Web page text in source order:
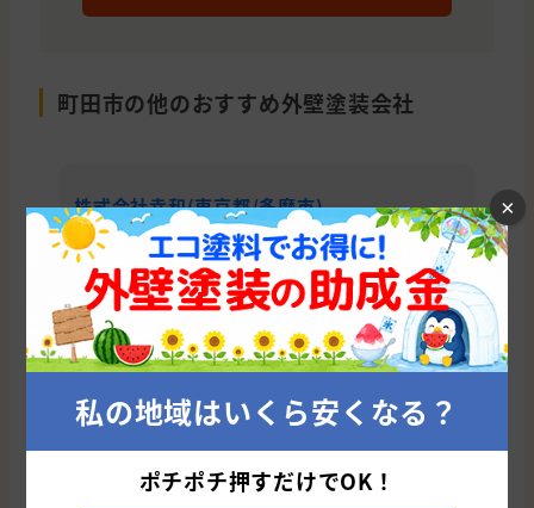
町田市の他のおすすめ外壁塗装会社
株式会社幸和(東京都/多摩市)
累計施工件数: 181 件
平均施工単価: 1,273,495 円
東京都の他の市区町村から外壁塗装会社を
中央区 練馬区 世田谷区 大田区 杉並区
×
私の地域はいくら安くなる？
ポチポチ押すだけでOK！